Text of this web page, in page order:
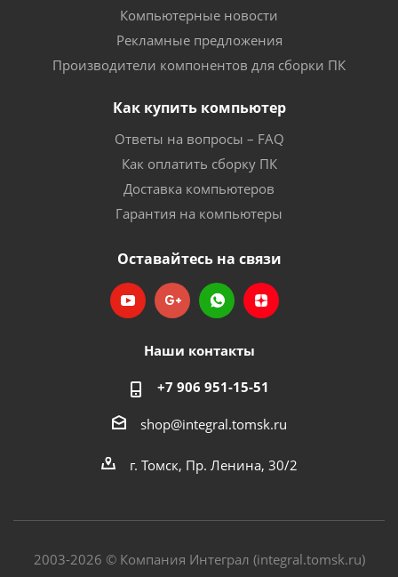
Компьютерные новости
Рекламные предложения
Производители компонентов для сборки ПК
Как купить компьютер
Ответы на вопросы – FAQ
Как оплатить сборку ПК
Доставка компьютеров
Гарантия на компьютеры
Оставайтесь на связи
Наши контакты
+7 906 951-15-51
shop@integral.tomsk.ru
г. Томск, Пр. Ленина, 30/2
2003-2026 © Компания Интеграл (integral.tomsk.ru)